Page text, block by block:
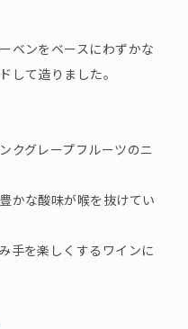
ベンをベースにわずかな
して造りました。
クグレープフルーツのニ
かな酸味が喉を抜けてい
手を楽しくするワインに